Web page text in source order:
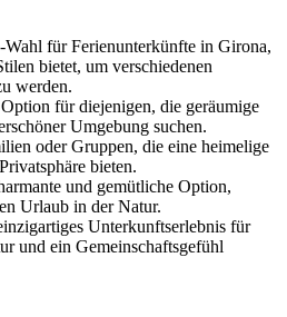
für Ferienunterkünfte in Girona,
bietet, um verschiedenen
werden.
für diejenigen, die geräumige
Umgebung suchen.
oder Gruppen, die eine heimelige
bieten.
und gemütliche Option,
Urlaub in der Natur.
Unterkunftserlebnis für
und ein Gemeinschaftsgefühl